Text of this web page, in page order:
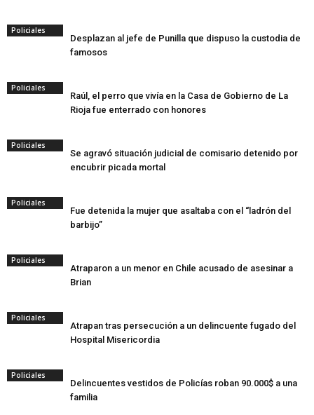
Policiales
Desplazan al jefe de Punilla que dispuso la custodia de
famosos
Policiales
Raúl, el perro que vivía en la Casa de Gobierno de La
Rioja fue enterrado con honores
Policiales
Se agravó situación judicial de comisario detenido por
encubrir picada mortal
Policiales
Fue detenida la mujer que asaltaba con el “ladrón del
barbijo”
Policiales
Atraparon a un menor en Chile acusado de asesinar a
Brian
Policiales
Atrapan tras persecución a un delincuente fugado del
Hospital Misericordia
Policiales
Delincuentes vestidos de Policías roban 90.000$ a una
familia